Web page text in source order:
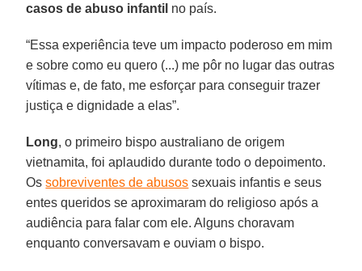
casos de abuso infantil no país.
“Essa experiência teve um impacto poderoso em mim
e sobre como eu quero (...) me pôr no lugar das outras
vítimas e, de fato, me esforçar para conseguir trazer
justiça e dignidade a elas”.
Long, o primeiro bispo australiano de origem
vietnamita, foi aplaudido durante todo o depoimento.
Ossobreviventes de abusos sexuais infantis e seus
entes queridos se aproximaram do religioso após a
audiência para falar com ele. Alguns choravam
enquanto conversavam e ouviam o bispo.